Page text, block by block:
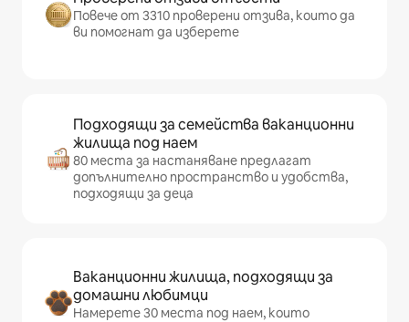
Повече от 3310 проверени отзива, които да
ви помогнат да изберете
Подходящи за семейства ваканционни
жилища под наем
80 места за настаняване предлагат
допълнително пространство и удобства,
подходящи за деца
Ваканционни жилища, подходящи за
домашни любимци
Намерете 30 места под наем, които